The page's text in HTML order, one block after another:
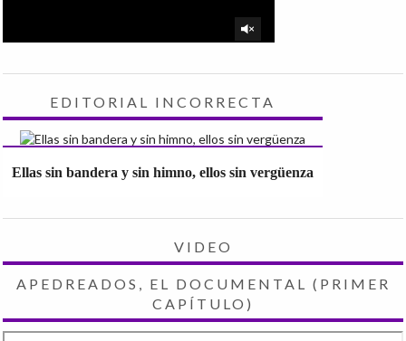
EDITORIAL INCORRECTA
Ellas sin bandera y sin himno, ellos sin vergüenza
VIDEO
APEDREADOS, EL DOCUMENTAL (PRIMER
CAPÍTULO)